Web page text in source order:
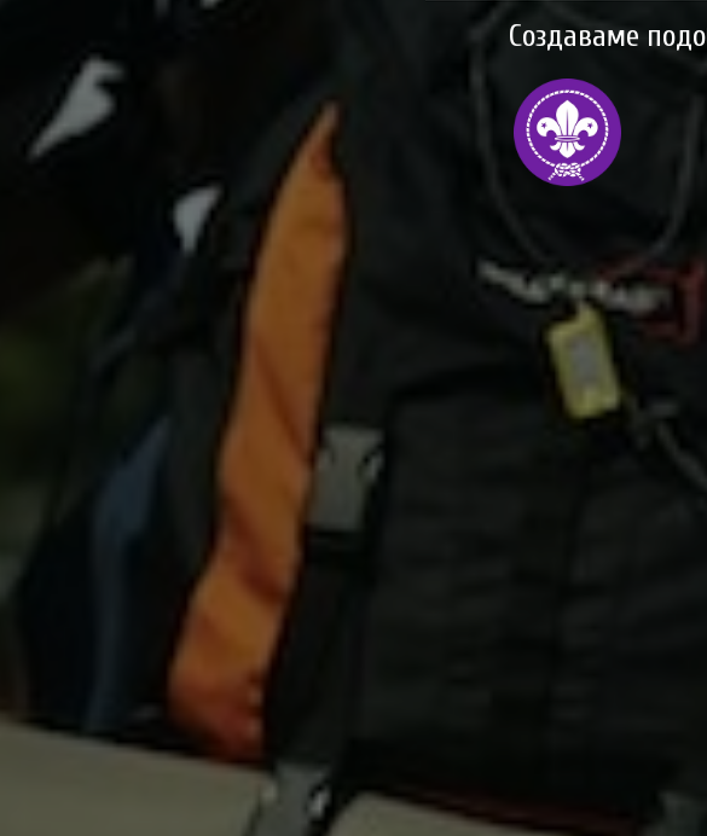
Создаваме